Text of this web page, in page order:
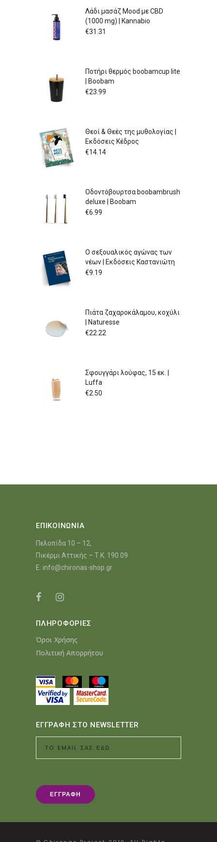
Λάδι μασάζ Mood με CBD
(1000 mg) | Kannabio
€31.31
Ποτήρι θερμός boobamcup lite
| Boobam
€23.99
Θεοί & Θεές της μυθολογίας |
Εκδόσεις Κέδρος
€14.14
Οδοντόβουρτσα boobambrush
deluxe | Boobam
€6.99
Ο σεξουαλικός αγώνας των
νέων | Εκδόσεις Καστανιώτη
€9.19
Πιάτα ζαχαροκάλαμου, κοχύλι
| Naturesse
€22.22
Σφουγγάρι λούφας, 15 εκ. |
Luffa
€2.50
ΕΠΙΚΟΙΝΩΝΙΑ
Πελοπίδα 10 – 12,
Πικέρμι Αττικής – Τ.Κ. 190 09
E: info@chironas-shop.gr
ΠΛΗΡΟΦΟΡΙΕΣ
Όροι Χρήσης
Πολιτική Απορρήτου
ΕΓΓΡΑΦΗ ΣΤΟ NEWSLETTER